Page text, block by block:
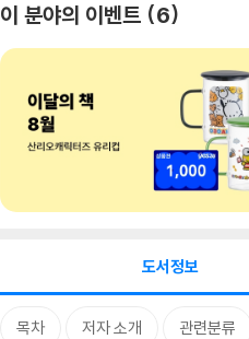
이 분야의 이벤트 6
도서정보
목차 저자 소개 관련분류